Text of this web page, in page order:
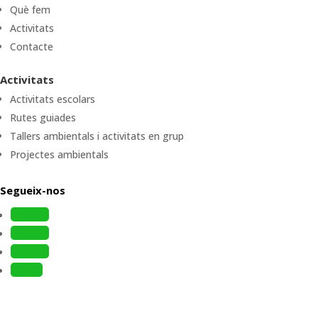
Què fem
Activitats
Contacte
Activitats
Activitats escolars
Rutes guiades
Tallers ambientals i activitats en grup
Projectes ambientals
Segueix-nos
Follow
Follow
Follow
Follow